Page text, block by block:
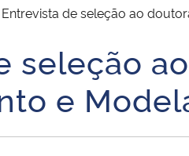
de Segurança
Advocacia-
Entrevista de seleção ao
seleção
e